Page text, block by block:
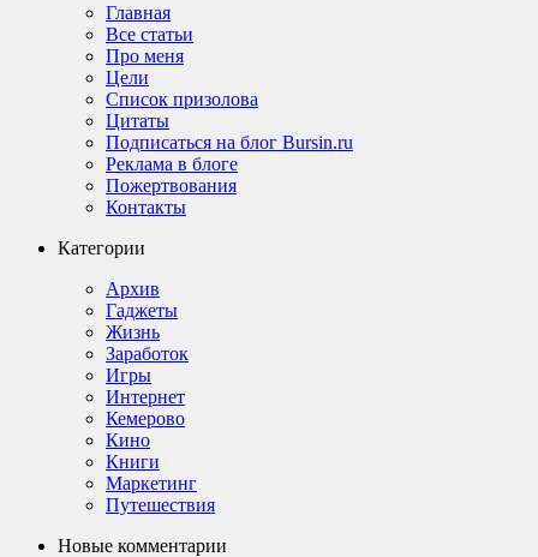
Главная
Все статьи
Про меня
Цели
Список призолова
Цитаты
Подписаться на блог Bursin.ru
Реклама в блоге
Пожертвования
Контакты
Категории
Архив
Гаджеты
Жизнь
Заработок
Игры
Интернет
Кемерово
Кино
Книги
Маркетинг
Путешествия
Новые комментарии